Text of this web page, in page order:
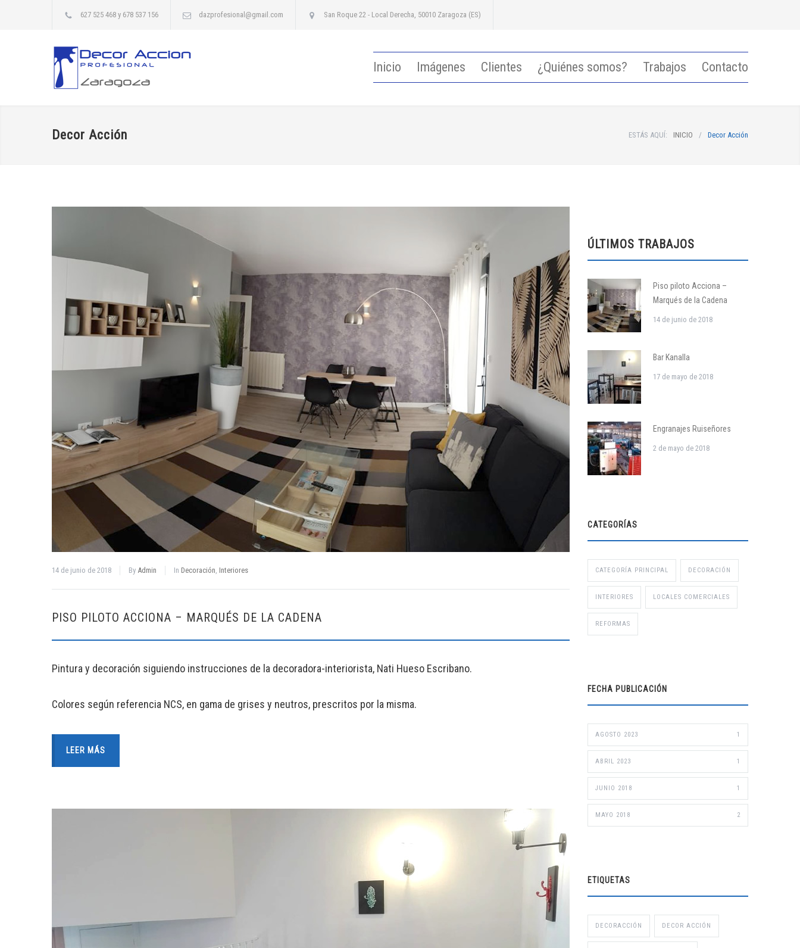
627 525 468 y 678 537 156 dazprofesional@gmail.com San Roque 22 - Local Derecha, 50010 Zaragoza (ES)
Inicio Imágenes Clientes ¿Quiénes somos? Trabajos Contacto
Decor Acción ESTÁS AQUÍ: INICIO / Decor Acción
14 de junio de 2018 By Admin In Decoración, Interiores
PISO PILOTO ACCIONA – MARQUÉS DE LA CADENA
Pintura y decoración siguiendo instrucciones de la decoradora-interiorista, Nati Hueso Escribano.
Colores según referencia NCS, en gama de grises y neutros, prescritos por la misma.
LEER MÁS
ÚLTIMOS TRABAJOS
Piso piloto Acciona –
Marqués de la Cadena
14 de junio de 2018
Bar Kanalla
17 de mayo de 2018
Engranajes Ruiseñores
2 de mayo de 2018
CATEGORÍAS
CATEGORÍA PRINCIPAL DECORACIÓN
INTERIORES LOCALES COMERCIALES
REFORMAS
FECHA PUBLICACIÓN
AGOSTO 2023 1
ABRIL 2023 1
JUNIO 2018 1
MAYO 2018 2
ETIQUETAS
DECORACCIÓN DECOR ACCIÓN